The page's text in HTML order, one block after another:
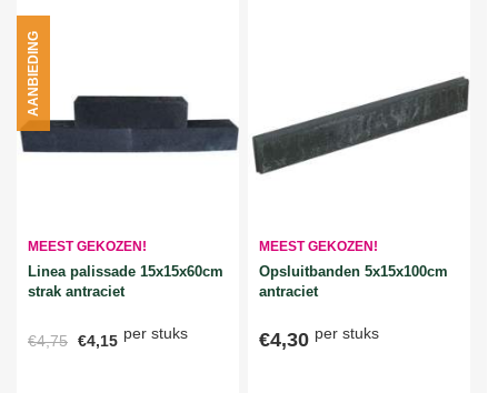
MEEST GEKOZEN!
Linea palissade 15x15x60cm
strak antraciet
€4,75 €4,15 per stuks
AANBIEDING
MEEST GEKOZEN!
Opsluitbanden 5x15x100cm
antraciet
€4,30 per stuks